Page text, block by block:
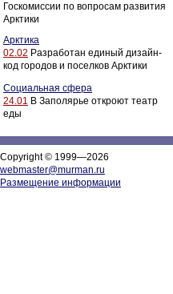
Госкомиссии по вопросам развития
Арктики
Арктика
02.02 Разработан единый дизайн-
код городов и поселков Арктики
Социальная сфера
24.01 В Заполярье откроют театр
еды
Copyright © 1999—2026
webmaster@murman.ru
Размещение информации